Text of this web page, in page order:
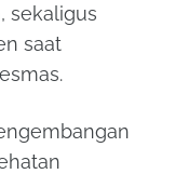
sekaligus
saat